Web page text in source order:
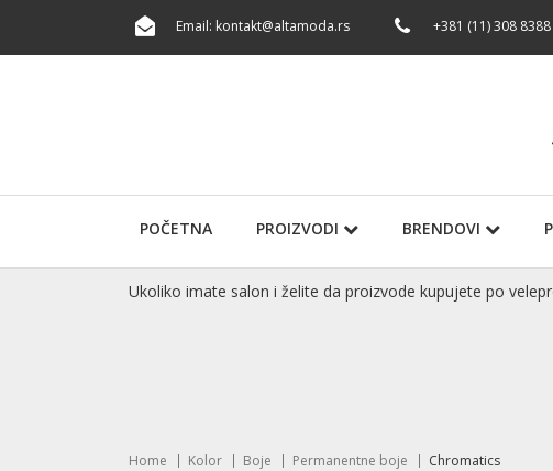
Email: kontakt@altamoda.rs +381 (11) 308 8388
POČETNA PROIZVODI BRENDOVI
Ukoliko imate salon i želite da proizvode kupujete po
Home Kolor Boje Permanentne boje Chromatics